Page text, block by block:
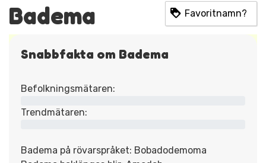
Badema Favoritnamn?
Snabbfakta om Badema
Befolkningsmätaren:
Trendmätaren:
Badema på rövarspråket: Bobadodemoma